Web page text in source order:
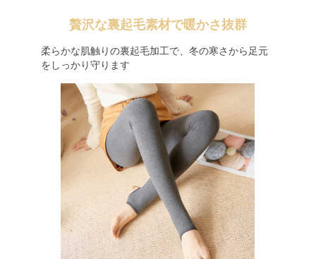
贅沢な裏起毛素材で暖かさ抜群
柔らかな肌触りの裏起毛加工で、冬の寒さから足元
をしっかり守ります